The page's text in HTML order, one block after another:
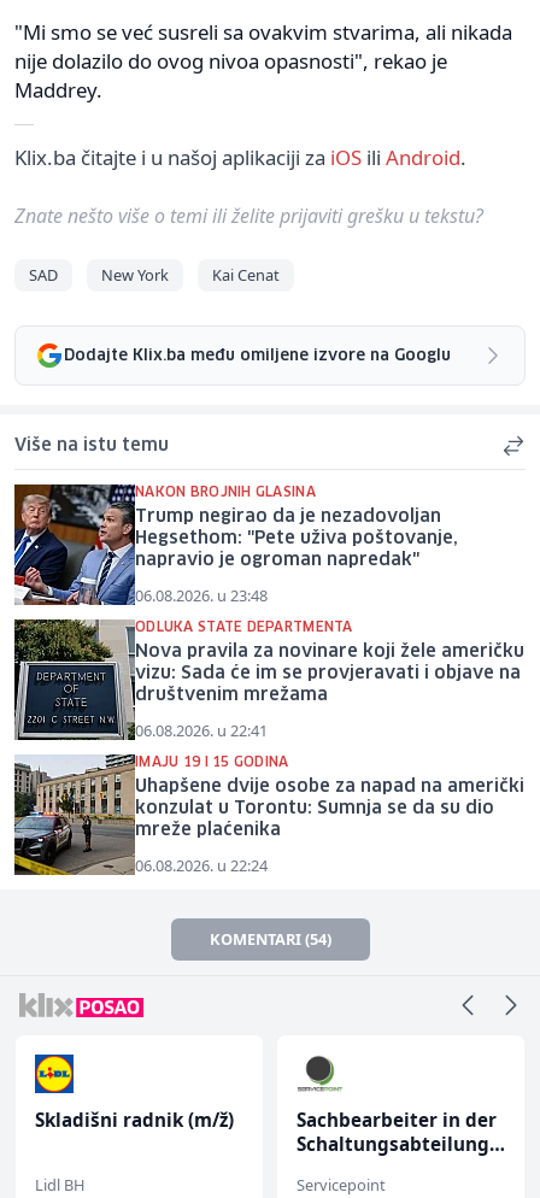
"Mi smo se već susreli sa ovakvim stvarima, ali nikada
nije dolazilo do ovog nivoa opasnosti", rekao je
Maddrey.
Klix.ba čitajte i u našoj aplikaciji za iOS ili Android.
Znate nešto više o temi ili želite prijaviti grešku u tekstu?
SAD New York Kai Cenat
Dodajte Klix.ba među omiljene izvore na Googlu
Više na istu temu
NAKON BROJNIH GLASINA
Trump negirao da je nezadovoljan
Hegsethom: "Pete uživa poštovanje,
napravio je ogroman napredak"
06.08.2026. u 23:48
ODLUKA STATE DEPARTMENTA
Nova pravila za novinare koji žele američku
vizu: Sada će im se provjeravati i objave na
društvenim mrežama
06.08.2026. u 22:41
IMAJU 19 I 15 GODINA
Uhapšene dvije osobe za napad na američki
konzulat u Torontu: Sumnja se da su dio
mreže plaćenika
06.08.2026. u 22:24
KOMENTARI (54)
Skladišni radnik (m/ž)
Lidl BH
Sachbearbeiter in der
Schaltungsabteilung
Servicepoint